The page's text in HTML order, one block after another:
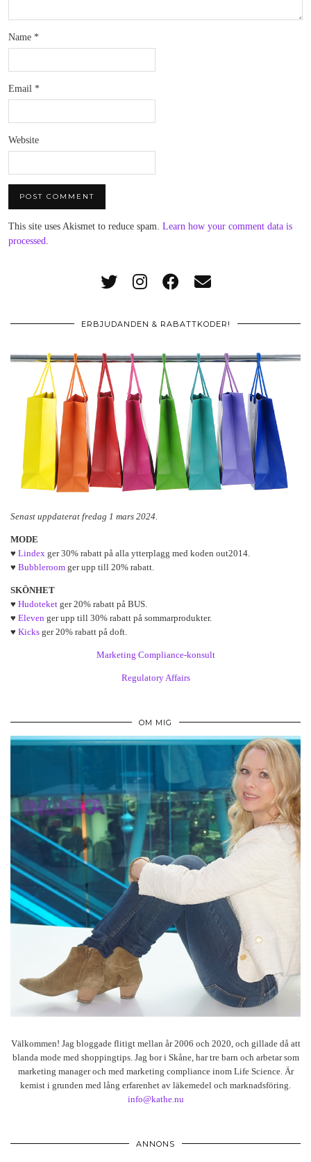
Name *
Email *
Website
This site uses Akismet to reduce spam. Learn how your comment data is
processed.
ERBJUDANDEN & RABATTKODER!
Senast uppdaterat fredag 1 mars 2024.
MODE
♥ Lindex ger 30% rabatt på alla ytterplagg med koden out2014.
♥ Bubbleroom ger upp till 20% rabatt.
SKÖNHET
♥ Hudoteket ger 20% rabatt på BUS.
♥ Eleven ger upp till 30% rabatt på sommarprodukter.
♥ Kicks ger 20% rabatt på doft.
Marketing Compliance-konsult
Regulatory Affairs
OM MIG
Välkommen! Jag bloggade flitigt mellan år 2006 och 2020, och gillade då att
blanda mode med shoppingtips. Jag bor i Skåne, har tre barn och arbetar som
marketing manager och med marketing compliance inom Life Science. Är
kemist i grunden med lång erfarenhet av läkemedel och marknadsföring.
info@kathe.nu
ANNONS